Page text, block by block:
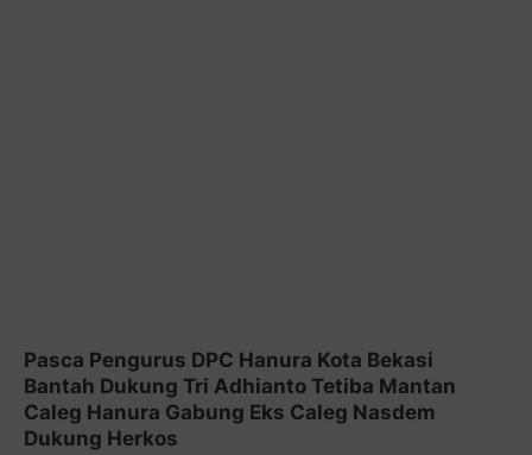
Pasca Pengurus DPC Hanura Kota Bekasi
Bantah Dukung Tri Adhianto Tetiba Mantan
Caleg Hanura Gabung Eks Caleg Nasdem
Dukung Herkos